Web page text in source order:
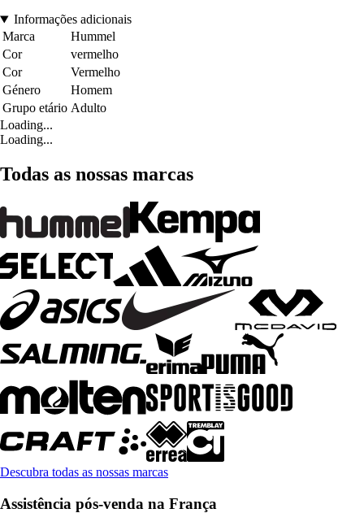
Informações adicionais
Marca
Hummel
Cor
vermelho
Cor
Vermelho
Género
Homem
Grupo etário Adulto
Loading...
Loading...
Todas as nossas marcas
Descubra todas as nossas marcas
Assistência pós-venda na França